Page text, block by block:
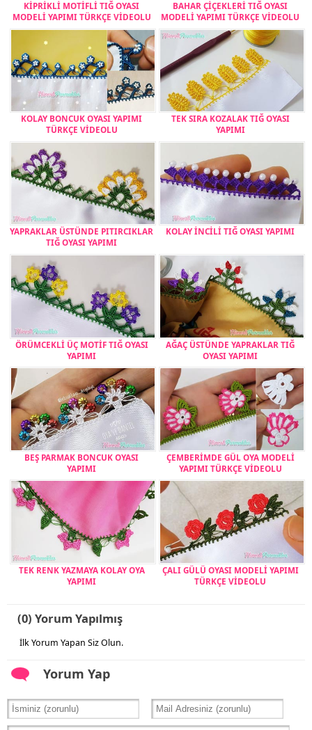
KİPRİKLİ MOTİFLİ TIĞ OYASI
MODELİ YAPIMI TÜRKÇE VİDEOLU
BAHAR ÇİÇEKLERİ TIĞ OYASI
MODELİ YAPIMI TÜRKÇE VİDEOLU
KOLAY BONCUK OYASI YAPIMI
TÜRKÇE VİDEOLU
TEK SIRA KOZALAK TIĞ OYASI
YAPIMI
YAPRAKLAR ÜSTÜNDE PITIRCIKLAR
TIĞ OYASI YAPIMI
KOLAY İNCİLİ TIĞ OYASI YAPIMI
ÖRÜMCEKLİ ÜÇ MOTİF TIĞ OYASI
YAPIMI
AĞAÇ ÜSTÜNDE YAPRAKLAR TIĞ
OYASI YAPIMI
BEŞ PARMAK BONCUK OYASI
YAPIMI
ÇEMBERİMDE GÜL OYA MODELİ
YAPIMI TÜRKÇE VİDEOLU
TEK RENK YAZMAYA KOLAY OYA
YAPIMI
ÇALI GÜLÜ OYASI MODELİ YAPIMI
TÜRKÇE VİDEOLU
(0) Yorum Yapılmış
İlk Yorum Yapan Siz Olun.
Yorum Yap